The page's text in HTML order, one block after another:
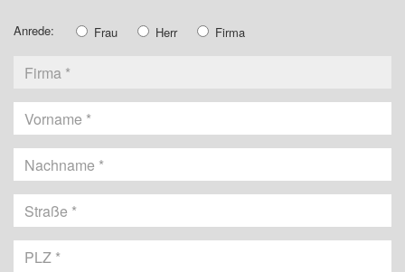
Anrede: Frau Herr Firma
Vorname
Nachname